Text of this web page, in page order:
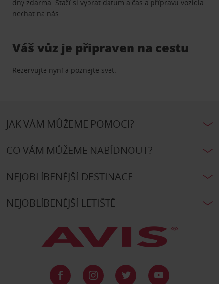
dny zdarma. Stačí si vybrat datum a čas a přípravu vozidla
nechat na nás.
Váš vůz je připraven na cestu
Rezervujte nyní a poznejte svet.
JAK VÁM MŮŽEME POMOCI?
CO VÁM MŮŽEME NABÍDNOUT?
NEJOBLÍBENĚJŠÍ DESTINACE
NEJOBLÍBENĚJŠÍ LETIŠTĚ